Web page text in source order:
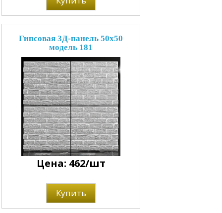
Гипсовая 3Д-панель 50x50
модель 181
Цена: 462/шт
Купить